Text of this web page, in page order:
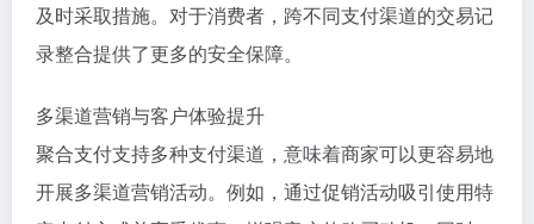
及时采取措施。对于消费者，跨不同支付渠道的交易记
录整合提供了更多的安全保障。
多渠道营销与客户体验提升
聚合支付支持多种支付渠道，意味着商家可以更容易地
开展多渠道营销活动。例如，通过促销活动吸引使用特